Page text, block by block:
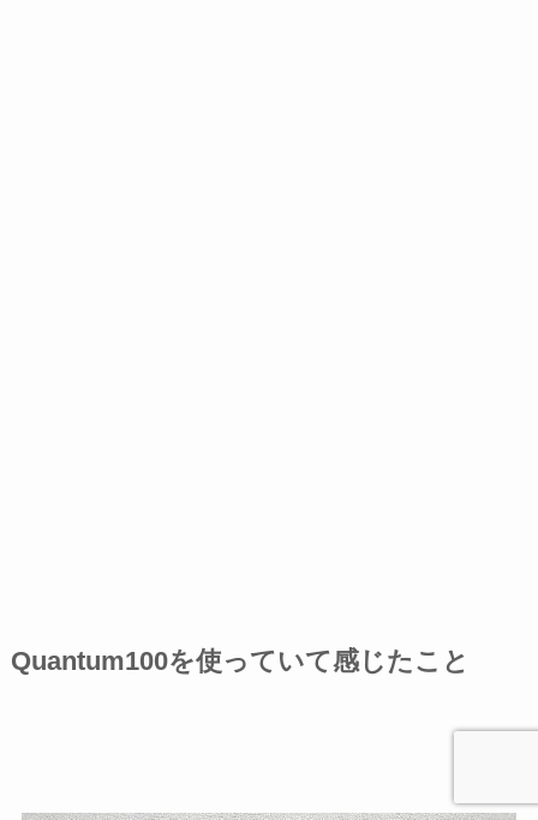
Quantum100を使っていて感じたこと